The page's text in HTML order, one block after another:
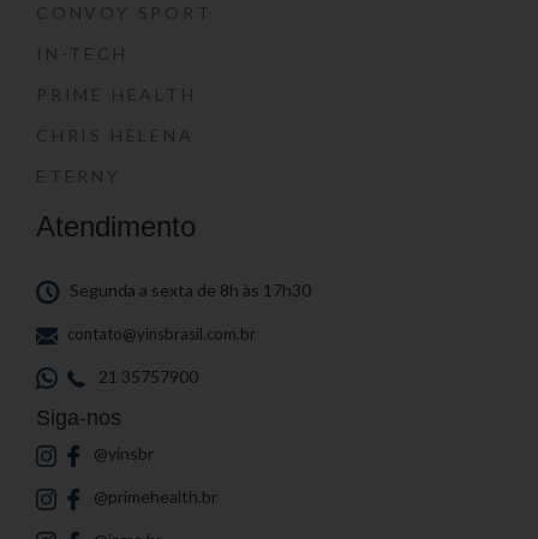
CONVOY SPORT
IN-TECH
PRIME HEALTH
CHRIS HELENA
ETERNY
Atendimento
Segunda a sexta de 8h às 17h30
contato@yinsbrasil.com.br
21 35757900
Siga-nos
@yinsbr
@primehealth.br